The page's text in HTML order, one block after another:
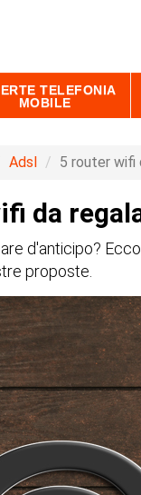
TELEFONIA
MOBILE
Adsl 5 router wifi
da
d'anticipo?
proposte.